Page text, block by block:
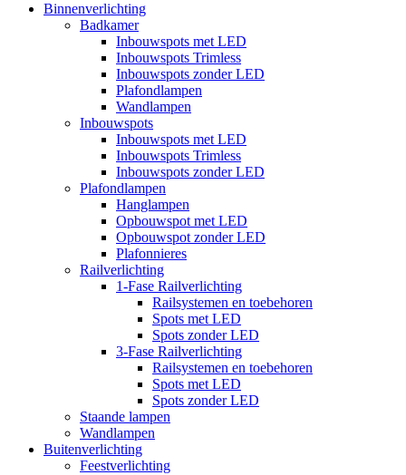
Binnenverlichting
Badkamer
Inbouwspots met LED
Inbouwspots Trimless
Inbouwspots zonder LED
Plafondlampen
Wandlampen
Inbouwspots
Inbouwspots met LED
Inbouwspots Trimless
Inbouwspots zonder LED
Plafondlampen
Hanglampen
Opbouwspot met LED
Opbouwspot zonder LED
Plafonnieres
Railverlichting
1-Fase Railverlichting
Railsystemen en toebehoren
Spots met LED
Spots zonder LED
3-Fase Railverlichting
Railsystemen en toebehoren
Spots met LED
Spots zonder LED
Staande lampen
Wandlampen
Buitenverlichting
Feestverlichting